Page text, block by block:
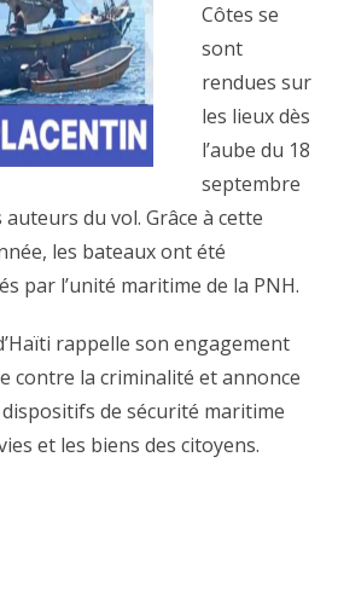
Côtes se
sont
rendues sur
les lieux dès
l’aube du 18
septembre
du vol. Grâce à cette
les bateaux ont été
par l’unité maritime de la PNH.
rappelle son engagement
contre la criminalité et annonce
de sécurité maritime
et les biens des citoyens.